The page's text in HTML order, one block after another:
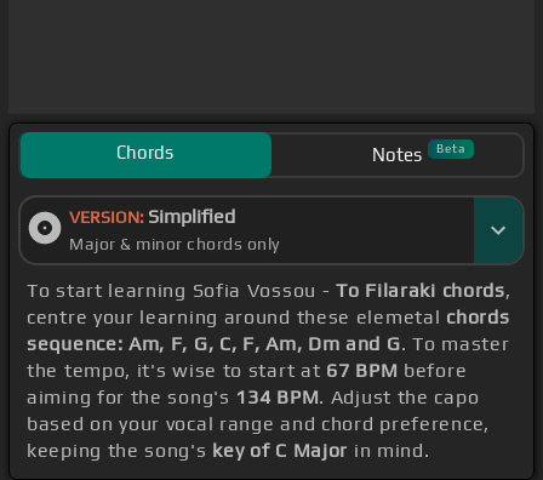
Chords Notes Beta
VERSION: Simplified
Major & minor chords only
To start learning Sofia Vossou -To Filaraki chords,
centre your learning around these elemetal chords
sequence: Am, F, G, C, F, Am, Dm and G. To master
the tempo, it's wise to start at 67 BPM before
aiming for the song's 134 BPM. Adjust the capo
based on your vocal range and chord preference,
keeping the song's key of C Major in mind.